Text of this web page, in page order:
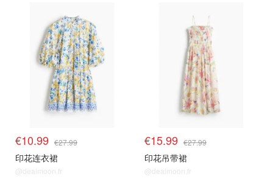
€10.99 €27.99
印花连衣裙
@dealmoon.fr
€15.99 €27.99
印花吊带裙
@dealmoon.fr